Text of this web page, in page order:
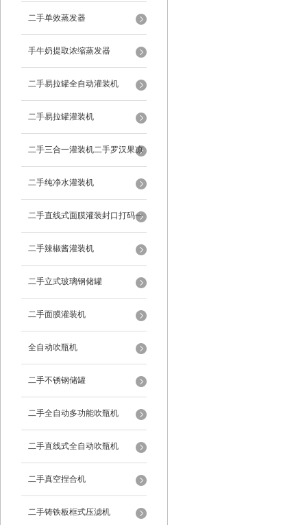
二手单效蒸发器
手牛奶提取浓缩蒸发器
二手易拉罐全自动灌装机
二手易拉罐灌装机
二手三合一灌装机二手罗汉果凉
茶灌装机
二手纯净水灌装机
二手直线式面膜灌装封口打码一
体机
二手辣椒酱灌装机
二手立式玻璃钢储罐
二手面膜灌装机
全自动吹瓶机
二手不锈钢储罐
二手全自动多功能吹瓶机
二手直线式全自动吹瓶机
二手真空捏合机
二手铸铁板框式压滤机